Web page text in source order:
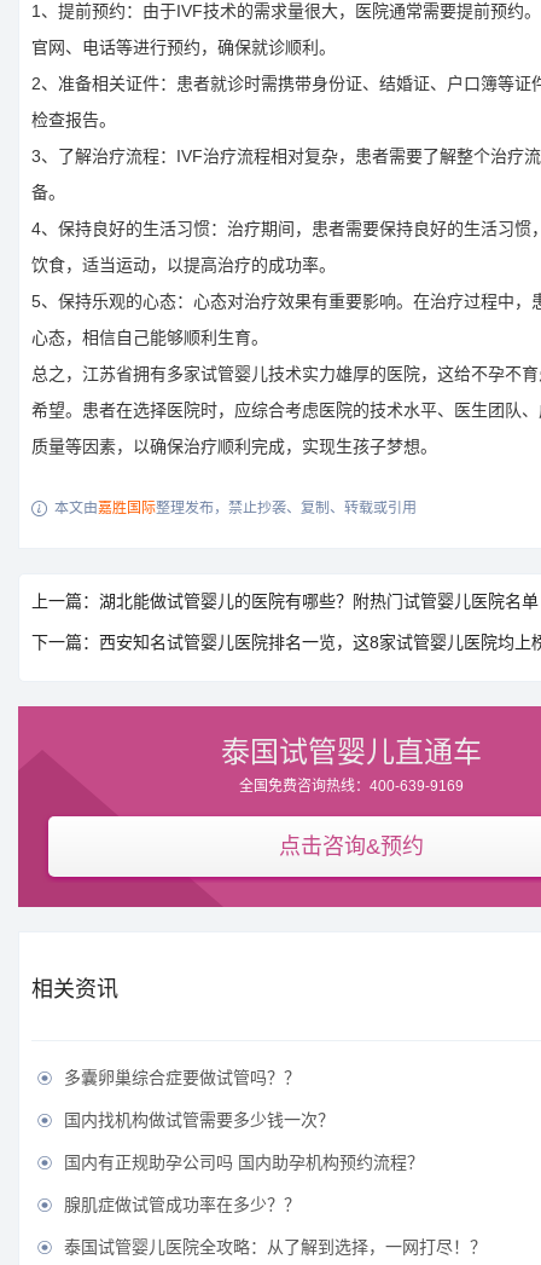
1、提前预约：由于IVF技术的需求量很大，医院通常需要提前预约
官网、电话等进行预约，确保就诊顺利。
2、准备相关证件：患者就诊时需携带身份证、结婚证、户口簿等证
检查报告。
3、了解治疗流程：IVF治疗流程相对复杂，患者需要了解整个治疗
备。
4、保持良好的生活习惯：治疗期间，患者需要保持良好的生活习惯
饮食，适当运动，以提高治疗的成功率。
5、保持乐观的心态：心态对治疗效果有重要影响。在治疗过程中，
心态，相信自己能够顺利生育。
总之，江苏省拥有多家试管婴儿技术实力雄厚的医院，这给不孕不
希望。患者在选择医院时，应综合考虑医院的技术水平、医生团队
质量等因素，以确保治疗顺利完成，实现生孩子梦想。
 本文由嘉胜国际整理发布，禁止抄袭、复制、转载或引用
上一篇：湖北能做试管婴儿的医院有哪些？附热门试管婴儿医院名
下一篇：西安知名试管婴儿医院排名一览，这8家试管婴儿医院均上
泰国试管婴儿直通车
全国免费咨询热线：400-639-9169
点击咨询&预约
相关资讯
 多囊卵巢综合症要做试管吗？？
 国内找机构做试管需要多少钱一次？
 国内有正规助孕公司吗 国内助孕机构预约流程？
 腺肌症做试管成功率在多少？？
 泰国试管婴儿医院全攻略：从了解到选择，一网打尽！？